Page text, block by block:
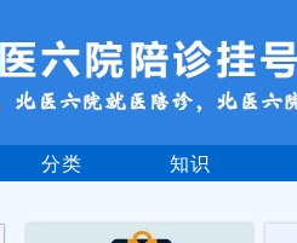
分类 知识